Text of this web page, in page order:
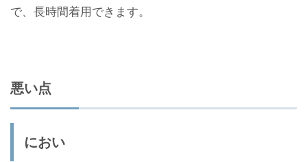
で、長時間着用できます。
悪い点
におい